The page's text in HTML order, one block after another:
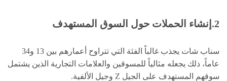
2.إنشاء الحملات حول السوق المستهدف
سناب شات يجذب غالباً الفئة التي تتراوح أعمارهم بين 13 و34
عاماً، ذلك يجعله مثالياً للمسوقين والعلامات التجارية الذين يشتمل
سوقهم المستهدف على الجيل Z وجيل الألفية.